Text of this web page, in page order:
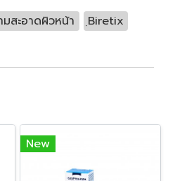
มสะอาดผิวหน้า ฺBiretix
New